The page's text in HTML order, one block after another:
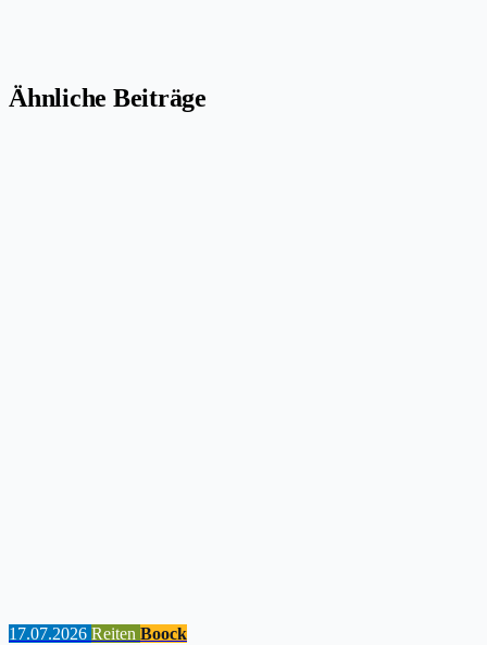
Ähnliche Beiträge
17.07.2026 Reiten Boock